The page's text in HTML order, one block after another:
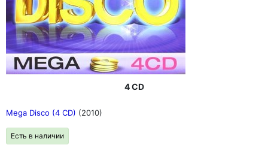
4 CD
Mega Disco (4 CD) (2010)
Есть в наличии